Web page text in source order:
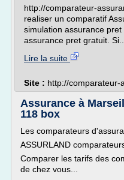
http://comparateur-
realiser un comparatif
simulation assurance
assurance pret gratuit. Si...
Lire la suite
Site : http://comparateur-
Assurance à
118 box
Les comparateurs
ASSURLAND
Comparer les tarifs des
de chez vous...